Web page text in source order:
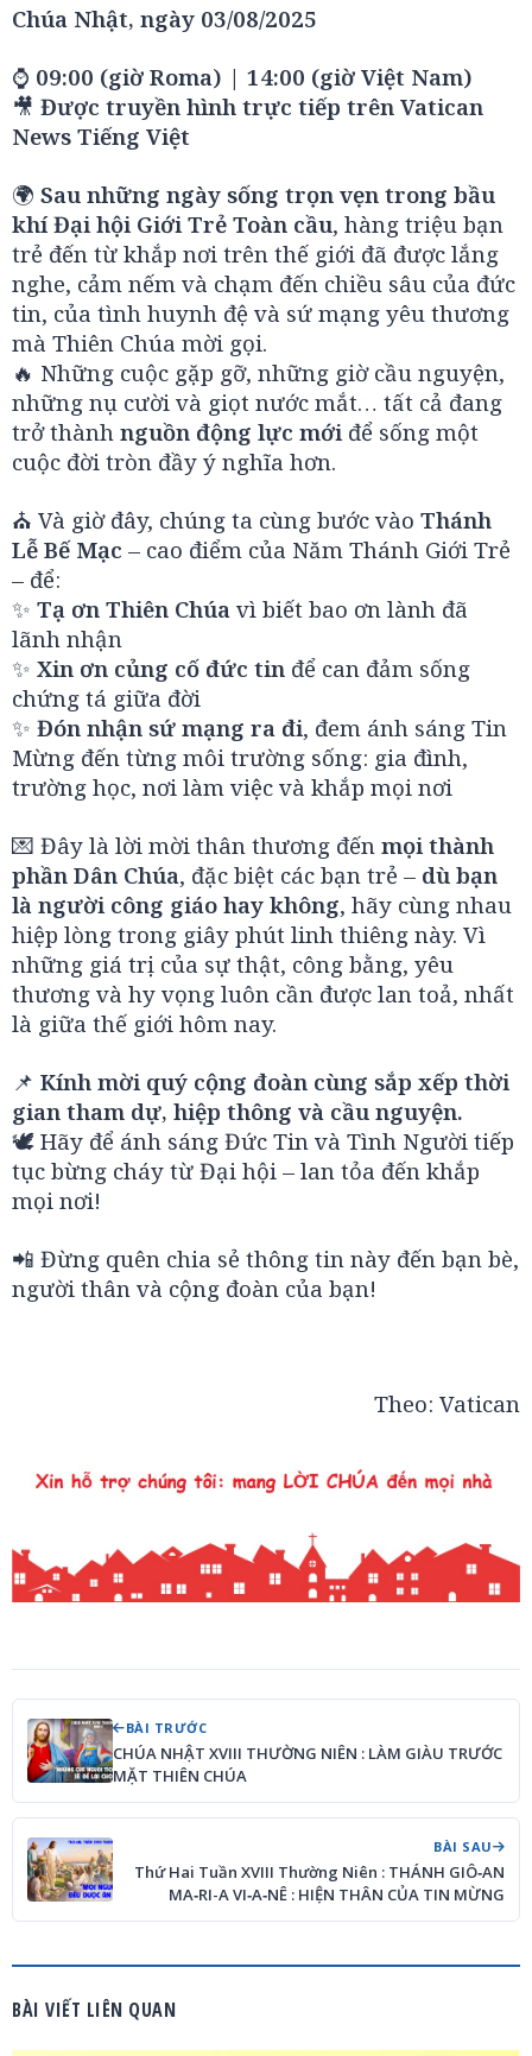
Chúa Nhật, ngày 03/08/2025
⌚ 09:00 (giờ Roma) | 14:00 (giờ Việt Nam)
🎥 Được truyền hình trực tiếp trên Vatican
News Tiếng Việt
🌍 Sau những ngày sống trọn vẹn trong bầu
khí Đại hội Giới Trẻ Toàn cầu, hàng triệu bạn
trẻ đến từ khắp nơi trên thế giới đã được lắng
nghe, cảm nếm và chạm đến chiều sâu của đức
tin, của tình huynh đệ và sứ mạng yêu thương
mà Thiên Chúa mời gọi.
🔥 Những cuộc gặp gỡ, những giờ cầu nguyện,
những nụ cười và giọt nước mắt… tất cả đang
trở thành nguồn động lực mới để sống một
cuộc đời tròn đầy ý nghĩa hơn.
⛪ Và giờ đây, chúng ta cùng bước vào Thánh
Lễ Bế Mạc – cao điểm của Năm Thánh Giới Trẻ
– để:
✨ Tạ ơn Thiên Chúa vì biết bao ơn lành đã
lãnh nhận
✨ Xin ơn củng cố đức tin để can đảm sống
chứng tá giữa đời
✨ Đón nhận sứ mạng ra đi, đem ánh sáng Tin
Mừng đến từng môi trường sống: gia đình,
trường học, nơi làm việc và khắp mọi nơi
💌 Đây là lời mời thân thương đến mọi thành
phần Dân Chúa, đặc biệt các bạn trẻ – dù bạn
là người công giáo hay không, hãy cùng nhau
hiệp lòng trong giây phút linh thiêng này. Vì
những giá trị của sự thật, công bằng, yêu
thương và hy vọng luôn cần được lan toả, nhất
là giữa thế giới hôm nay.
📌 Kính mời quý cộng đoàn cùng sắp xếp thời
gian tham dự, hiệp thông và cầu nguyện.
🕊️ Hãy để ánh sáng Đức Tin và Tình Người tiếp
tục bừng cháy từ Đại hội – lan tỏa đến khắp
mọi nơi!
📲 Đừng quên chia sẻ thông tin này đến bạn bè,
người thân và cộng đoàn của bạn!
Theo: Vatican
BÀI TRƯỚC
CHÚA NHẬT XVIII THƯỜNG NIÊN : LÀM GIÀU TRƯỚC
MẶT THIÊN CHÚA
BÀI SAU
Thứ Hai Tuần XVIII Thường Niên : THÁNH GIÔ‑AN
MA‑RI-A VI‑A‑NÊ : HIỆN THÂN CỦA TIN MỪNG
BÀI VIẾT LIÊN QUAN